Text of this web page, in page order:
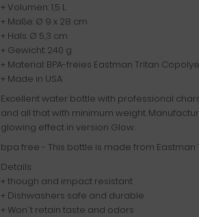
+ Volumen: 1,5 L
+ Maße: Ø 9 x 28 cm
+ Hals: Ø 5,3 cm
+ Gewicht: 240 g
+ Material: BPA-freies Eastman Tritan
+ Made in USA
Excellent water bottle with professional
and all that with minimum weight.
glowing effect in version Glow.
bpa free - This bottle is made from
Details:
+ though and impact resistant
+ Dishwashers safe and durable
+ Won`t retain taste and odors